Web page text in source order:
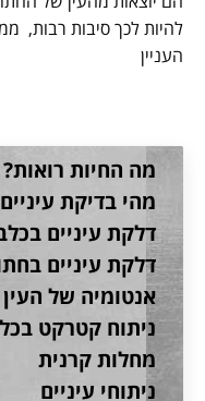
להיות לכך סיבות רבות,
העניין
מה החיות רואות?
מהי בדיקת
דלקת עיניים
דלקת עיניים
אנטומיה של
ניתוח קטרקט
מחלות קרנית
ניתוחי עיניים